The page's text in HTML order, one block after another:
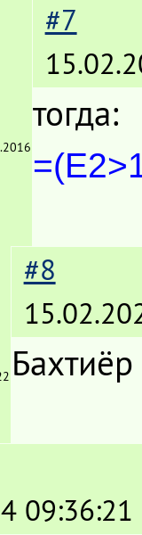
#7
тогда:
#8
09:36:21